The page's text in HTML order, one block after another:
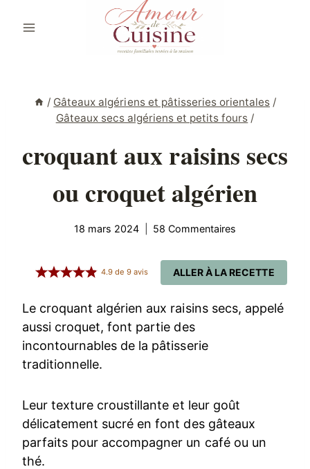
/ Gâteaux algériens et pâtisseries orientales /
Gâteaux secs algériens et petits fours /
croquant aux raisins secs
ou croquet algérien
18 mars 2024 58 Commentaires
ALLER À LA RECETTE
4.9 de9 avis
Le croquant algérien aux raisins secs, appelé
aussi croquet, font partie des
incontournables de la pâtisserie
traditionnelle.
Leur texture croustillante et leur goût
délicatement sucré en font des gâteaux
parfaits pour accompagner un café ou un
thé.